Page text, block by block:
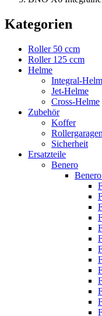
Kategorien
Roller 50 ccm
Roller 125 ccm
Helme
Integral-
Jet-Helme
Cross-Helme
Zubehör
Koffer
Rollergaragen
Sicherheit
Ersatzteile
Benero